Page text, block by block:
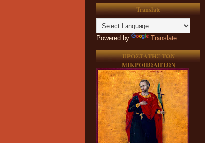
Translate
Powered by Translate
ΠΡΟΣΤΑΤΗΣ ΤΩΝ
ΜΙΚΡΟΠΩΛΗΤΩΝ